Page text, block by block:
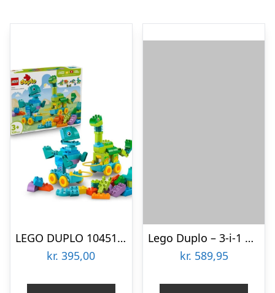
LEGO DUPLO 10451 3-i-1-dinosaurer på hjul
kr. 395,00
Lego Duplo – 3-i-1 Dinosaurer På Hjul – 10451
kr. 589,95